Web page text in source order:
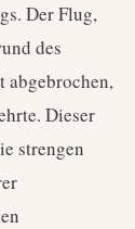
Der Flug,
des
abgebrochen,
Dieser
strengen